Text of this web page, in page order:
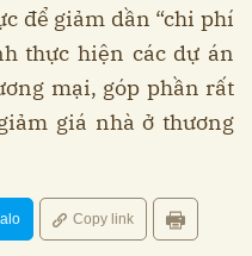
để giảm dần “chi phí
thực hiện các dự án
mại, góp phần rất
giá nhà ở thương
Copy link